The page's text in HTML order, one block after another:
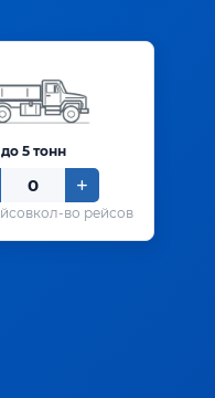
до 5 тонн
кол-во рейсов